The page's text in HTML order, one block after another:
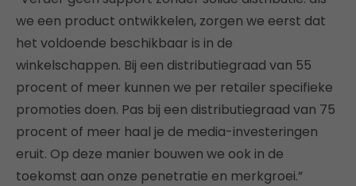
we een product ontwikkelen, zorgen we eerst dat
het voldoende beschikbaar is in de
winkelschappen. Bij een distributiegraad van 55
procent of meer kunnen we per retailer specifieke
promoties doen. Pas bij een distributiegraad van 75
procent of meer haal je de media-investeringen
eruit. Op deze manier bouwen we ook in de
toekomst aan onze penetratie en merkgroei.”